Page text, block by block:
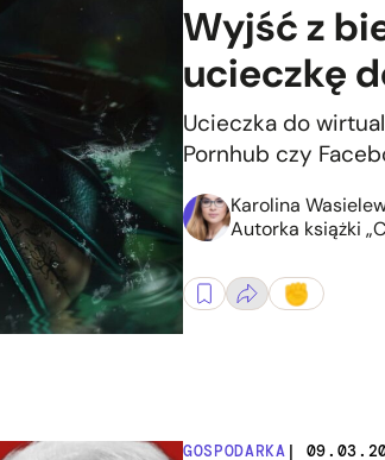
Wyjść z
ucieczkę
Ucieczka do
Pornhub czy
Karolina
Autorka książki
GOSPODARKA |